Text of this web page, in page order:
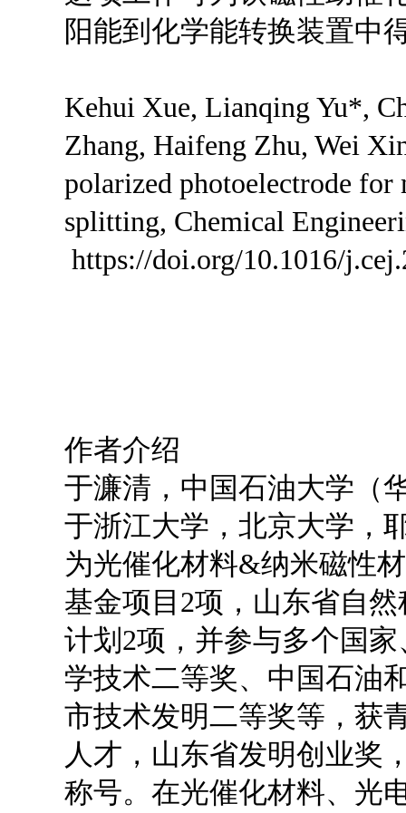
阳能到化学能转换装置中
Kehui Xue, Lianqing Yu*,
Zhang, Haifeng Zhu, Wei
polarized photoelectrode for
splitting, Chemical
https://doi.org/10.1016/
作者介绍
于濂清，中国石油大学（
于浙江大学，北京大学，
为光催化材料&纳米磁性
基金项目2项，山东省自
计划2项，并参与多个国
学技术二等奖、中国石油
市技术发明二等奖等，获
人才，山东省发明创业奖
称号。在光催化材料、光